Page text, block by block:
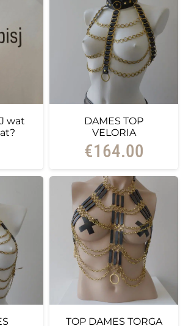
wat
DAMES TOP
VELORIA
€164.00
TOP DAMES TORGA